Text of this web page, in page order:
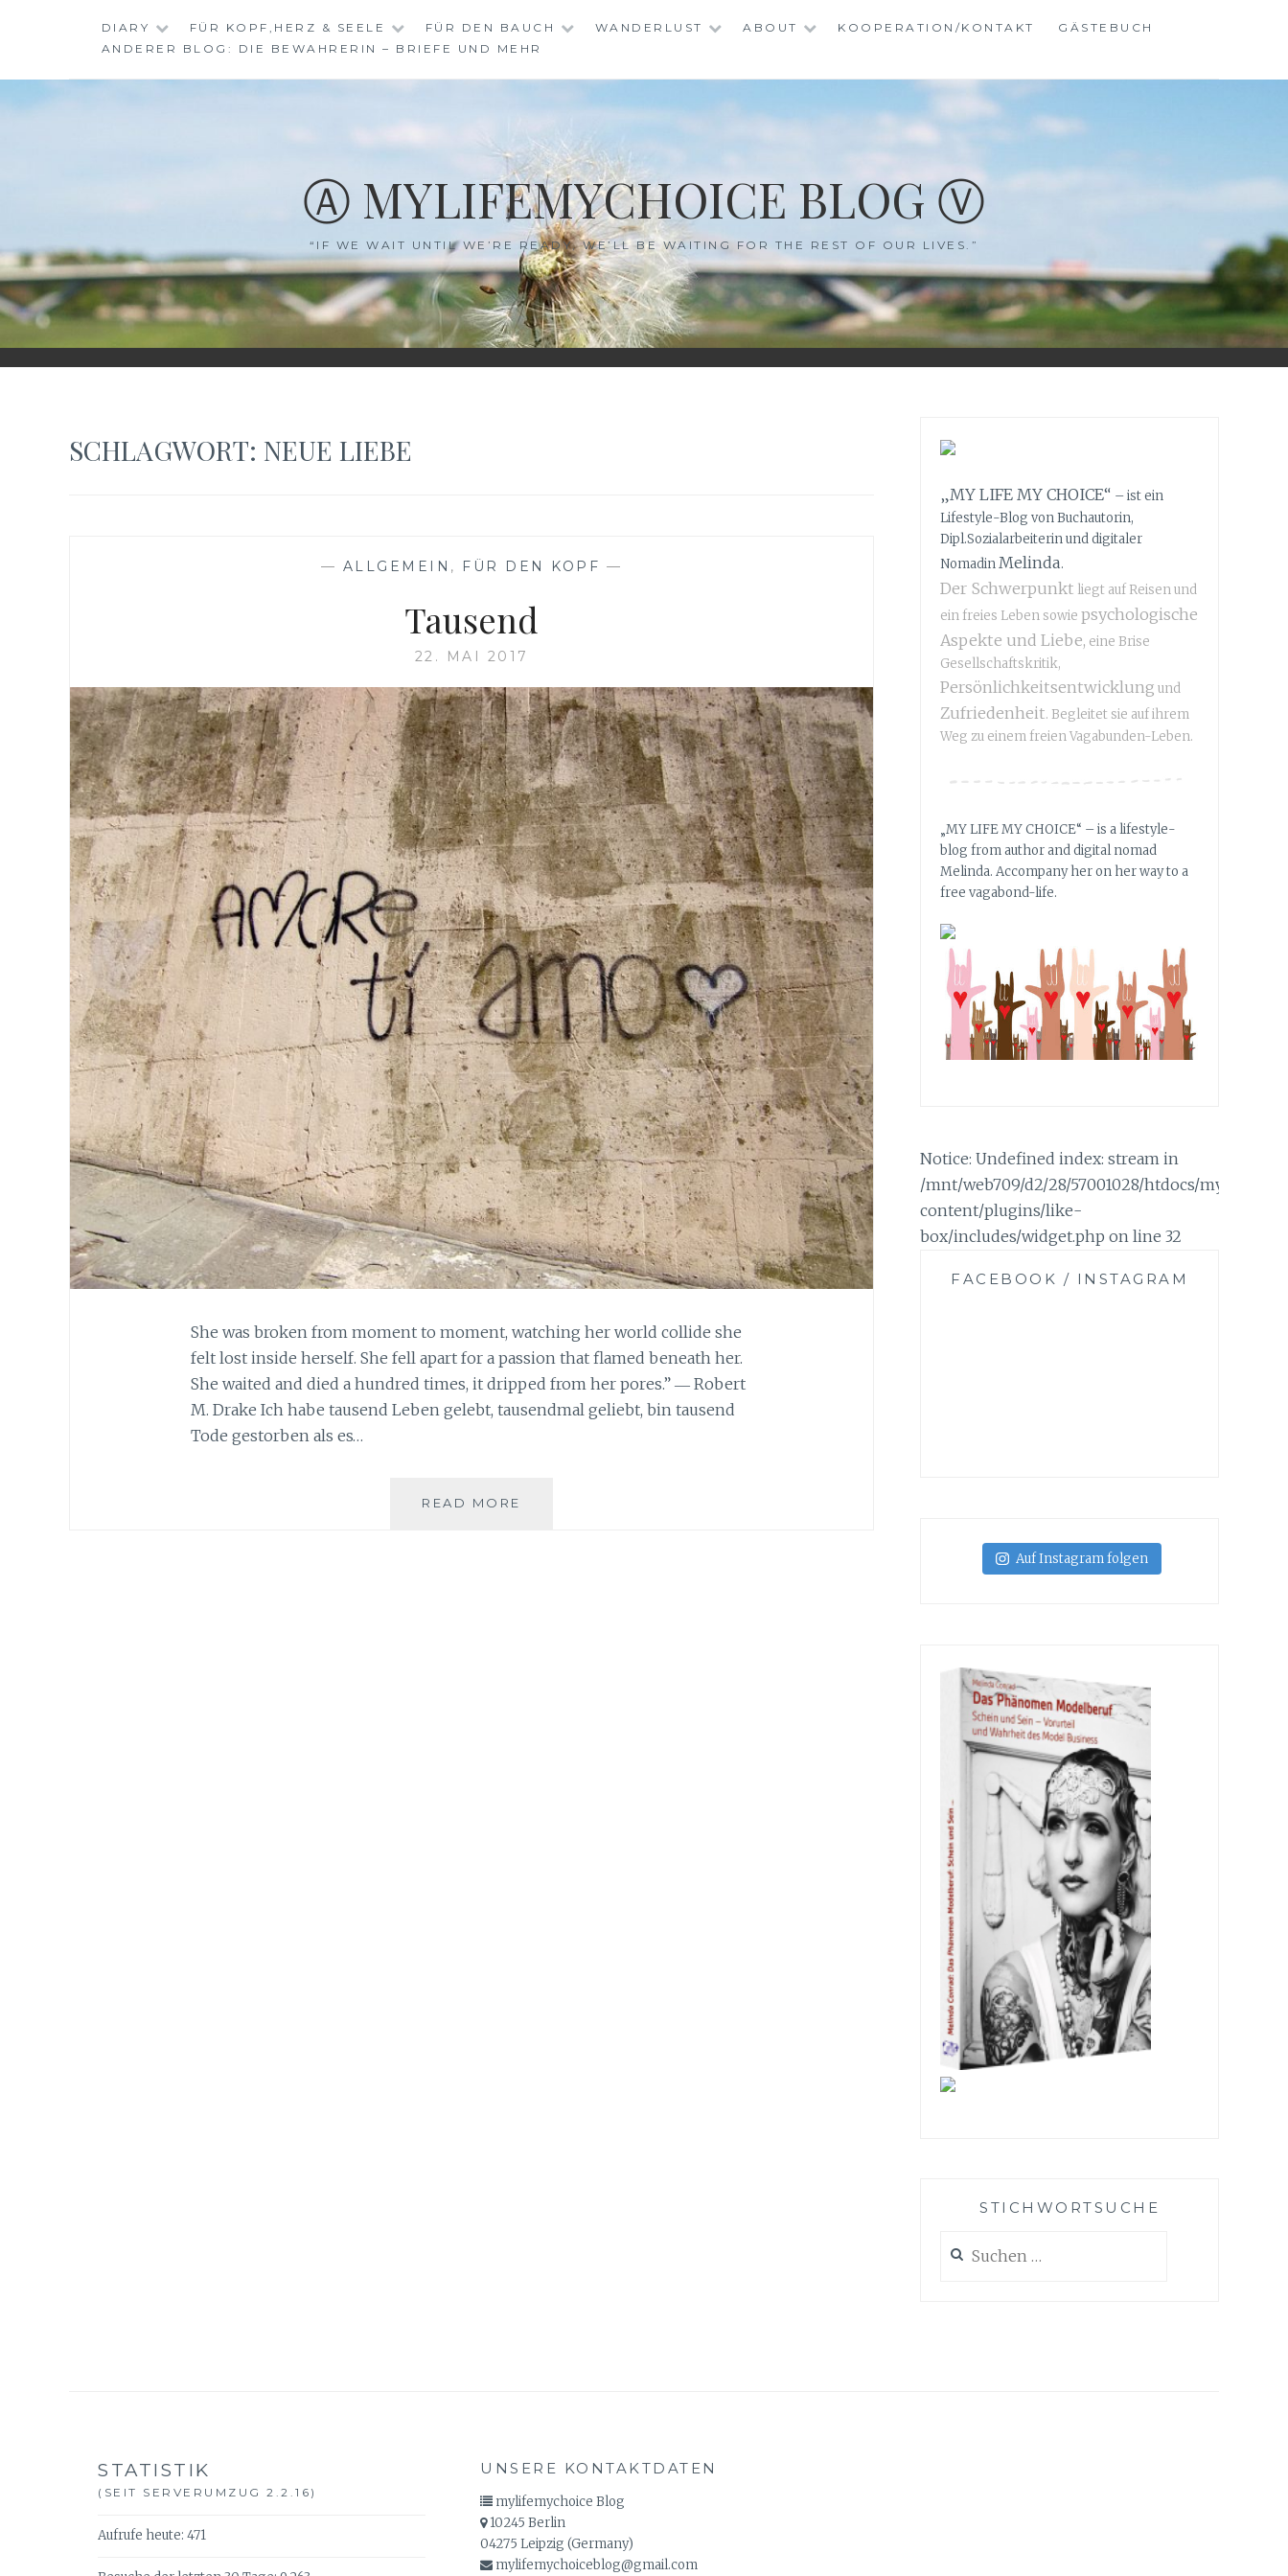
DIARY FÜR KOPF,HERZ & SEELE FÜR DEN BAUCH WANDERLUST ABOUT KOOPERATION/KONTAKT
GÄSTEBUCH
ANDERER BLOG: DIE BEWAHRERIN – BRIEFE UND MEHR
Ⓐ MYLIFEMYCHOICE BLOG Ⓥ
“IF WE WAIT UNTIL WE’RE READY, WE’LL BE WAITING FOR THE REST OF OUR LIVES.”
SCHLAGWORT: NEUE LIEBE
— ALLGEMEIN , FÜR DEN KOPF —
Tausend
22. MAI 2017
She was broken from moment to moment, watching her world collide she
felt lost inside herself. She fell apart for a passion that flamed beneath her.
She waited and died a hundred times, it dripped from her pores.” ― Robert
M. Drake Ich habe tausend Leben gelebt, tausendmal geliebt, bin tausend
Tode gestorben als es…
READ MORE
„MY LIFE MY CHOICE“ – ist ein
Lifestyle-Blog von Buchautorin,
Dipl.Sozialarbeiterin und digitaler
Nomadin Melinda.
Der Schwerpunkt liegt auf Reisen und
ein freies Leben sowie psychologische
Aspekte und Liebe, eine Brise
Gesellschaftskritik,
Persönlichkeitsentwicklung und
Zufriedenheit. Begleitet sie auf ihrem
Weg zu einem freien Vagabunden-Leben.
„MY LIFE MY CHOICE“ – is a lifestyle-
blog from author and digital nomad
Melinda. Accompany her on her way to a
free vagabond-life.
Notice: Undefined index: stream in
/mnt/web709/d2/28/57001028/htdocs/
content/plugins/like-
box/includes/widget.php on line 32
FACEBOOK / INSTAGRAM
Auf Instagram folgen
STICHWORTSUCHE
nach:
STATISTIK
(SEIT SERVERUMZUG 2.2.16)
Aufrufe heute: 471
UNSERE KONTAKTDATEN
mylifemychoice Blog
10245 Berlin
04275 Leipzig (Germany)
mylifemychoiceblog@gmail.com